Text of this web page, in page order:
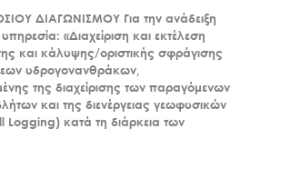
ΔΙΑΓΩΝΙΣΜΟΥ Για την ανάδειξη
«Διαχείριση και εκτέλεση
και κάλυψης/οριστικής σφράγισης
υδρογονανθράκων,
της διαχείρισης των παραγόμενων
και της διενέργειας γεωφυσικών
κατά τη διάρκεια των